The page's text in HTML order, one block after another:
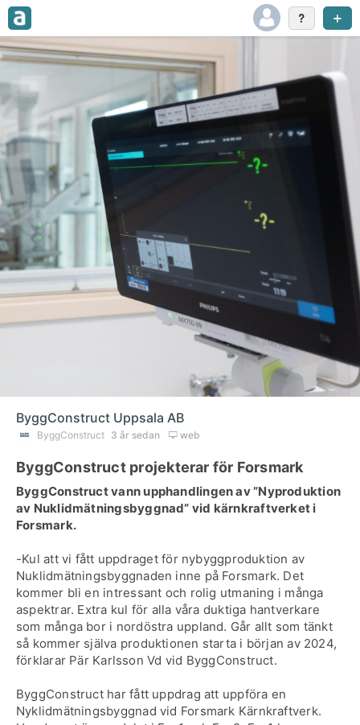
ByggConstruct Uppsala AB
ByggConstruct 3 år sedan web
ByggConstruct projekterar för Forsmark
ByggConstruct vann upphandlingen av ”Nyproduktion
av Nuklidmätningsbyggnad” vid kärnkraftverket i
Forsmark.
-Kul att vi fått uppdraget för nybyggproduktion av
Nuklidmätningsbyggnaden inne på Forsmark. Det
kommer bli en intressant och rolig utmaning i många
aspektrar. Extra kul för alla våra duktiga hantverkare
som många bor i nordöstra uppland. Går allt som tänkt
så kommer själva produktionen starta i början av 2024,
förklarar Pär Karlsson Vd vid ByggConstruct.
ByggConstruct har fått uppdrag att uppföra en
Nyklidmätningsbyggnad vid Forsmark Kärnkraftverk.